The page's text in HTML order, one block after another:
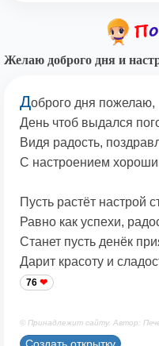
Желаю доброго дня и
Доброго дня пожелаю,
День чтоб выдался
Видя радость,
С настроением
Пусть растёт настрой
Равно как успехи,
Станет пусть денёк
Дарит красоту и
76
© Принадлежит сайту. Автор:
Создать открытку